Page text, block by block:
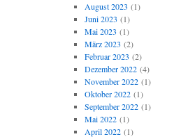
August 2023 (1)
Juni 2023 (1)
Mai 2023 (1)
März 2023 (2)
Februar 2023 (2)
Dezember 2022(4)
November 2022(1)
Oktober 2022(1)
September 2022(1)
Mai 2022(1)
April 2022(1)